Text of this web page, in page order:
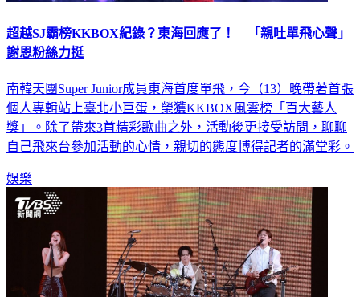
超越SJ霸榜KKBOX紀錄？東海回應了！ 「親吐單飛心聲」
謝恩粉絲力挺
南韓天團Super Junior成員東海首度單飛，今（13）晚帶著首張
個人專輯站上臺北小巨蛋，榮獲KKBOX風雲榜「百大藝人
獎」。除了帶來3首精彩歌曲之外，活動後更接受訪問，聊聊
自己飛來台參加活動的心情，親切的態度博得記者的滿堂彩。
娛樂